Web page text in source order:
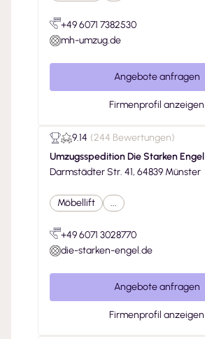
+49 6071 7382530
mh-umzug.de
Angebote anfragen
Firmenprofil anzeigen
9.14 (244 Bewertungen)
Umzugsspedition Die Starken Engel
Darmstädter Str. 41, 64839 Münster
Möbellift ...
+49 6071 3028770
die-starken-engel.de
Angebote anfragen
Firmenprofil anzeigen